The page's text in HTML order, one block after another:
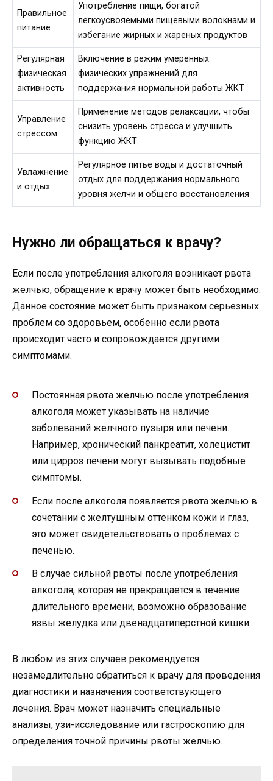
Правильное
питание
Употребление пищи, богатой
легкоусвояемыми пищевыми волокнами и
избегание жирных и жареных продуктов
Регулярная
физическая
активность
Включение в режим умеренных
физических упражнений для
поддержания нормальной работы ЖКТ
Управление
стрессом
Применение методов релаксации, чтобы
снизить уровень стресса и улучшить
функцию ЖКТ
Увлажнение
и отдых
Регулярное питье воды и достаточный
отдых для поддержания нормального
уровня желчи и общего восстановления
Нужно ли обращаться к врачу?
Если после употребления алкоголя возникает рвота
желчью, обращение к врачу может быть необходимо.
Данное состояние может быть признаком серьезных
проблем со здоровьем, особенно если рвота
происходит часто и сопровождается другими
симптомами.
Постоянная рвота желчью после употребления
алкоголя может указывать на наличие
заболеваний желчного пузыря или печени.
Например, хронический панкреатит, холецистит
или цирроз печени могут вызывать подобные
симптомы.
Если после алкоголя появляется рвота желчью в
сочетании с желтушным оттенком кожи и глаз,
это может свидетельствовать о проблемах с
печенью.
В случае сильной рвоты после употребления
алкоголя, которая не прекращается в течение
длительного времени, возможно образование
язвы желудка или двенадцатиперстной кишки.
В любом из этих случаев рекомендуется
незамедлительно обратиться к врачу для проведения
диагностики и назначения соответствующего
лечения. Врач может назначить специальные
анализы, узи-исследование или гастроскопию для
определения точной причины рвоты желчью.